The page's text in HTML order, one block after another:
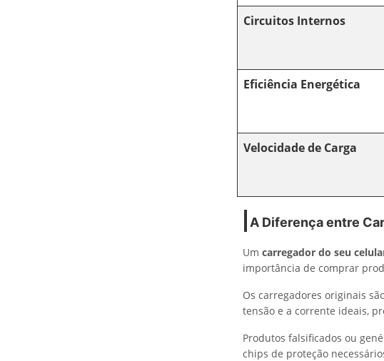
Circuitos Internos
Eficiência Energética
Velocidade de Carga
A Diferença entre
Um carregador do seu
importância de comprar
Os carregadores originais
tensão e a corrente ideais,
Produtos falsificados ou
chips de proteção